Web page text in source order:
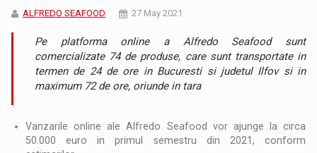
ALFREDO SEAFOOD 27 May 2021
Pe platforma online a Alfredo Seafood sunt
comercializate 74 de produse, care sunt transportate in
termen de 24 de ore in Bucuresti si judetul Ilfov si in
maximum 72 de ore, oriunde in tara
Vanzarile online ale Alfredo Seafood vor ajunge la circa
50.000 euro in primul semestru din 2021, conform